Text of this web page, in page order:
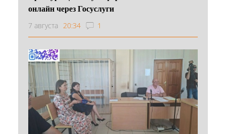
онлайн через Госуслуги
7 августа 20:34 1